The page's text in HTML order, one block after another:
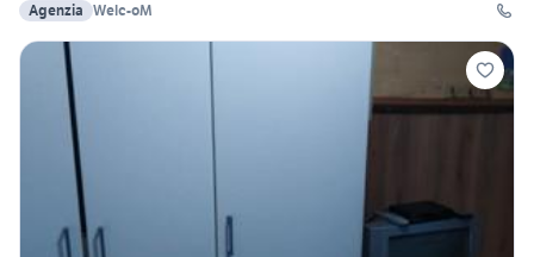
Agenzia Welc-oM